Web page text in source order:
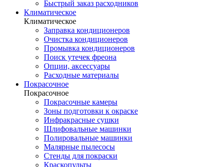
Быстрый заказ расходников
Климатическое
Климатическое
Заправка кондиционеров
Очистка кондиционеров
Промывка кондиционеров
Поиск утечек фреона
Опции, аксессуары
Расходные материалы
Покрасочное
Покрасочное
Покрасочные камеры
Зоны подготовки к окраске
Инфракрасные сушки
Шлифовальные машинки
Полировальные машинки
Малярные пылесосы
Стенды для покраски
Краскопульты